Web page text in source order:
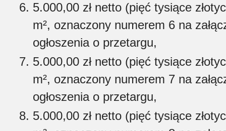
5.000,00 zł netto (pięć tysiące
m², oznaczony numerem 6 na
ogłoszenia o przetargu,
5.000,00 zł netto (pięć tysiące
m², oznaczony numerem 7 na
ogłoszenia o przetargu,
5.000,00 zł netto (pięć tysiące